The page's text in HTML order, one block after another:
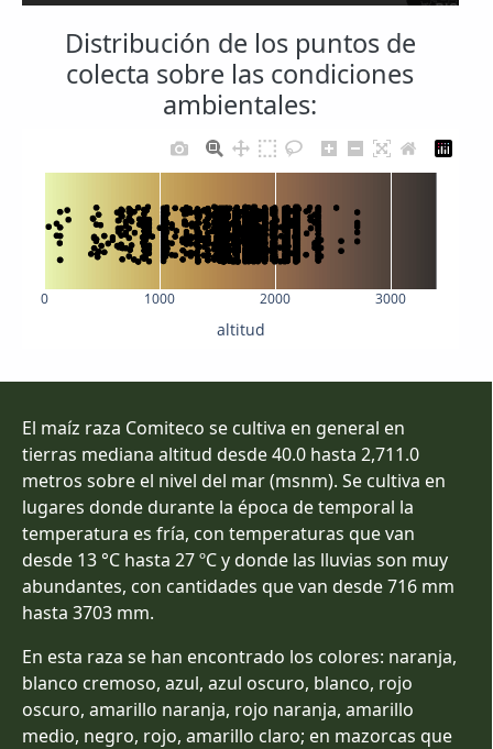
Distribución de los puntos de
colecta sobre las condiciones
ambientales:
0 1000 2000 3000
altitud
El maíz raza Comiteco se cultiva en general en
tierras mediana altitud desde 40.0 hasta 2,711.0
metros sobre el nivel del mar (msnm). Se cultiva en
lugares donde durante la época de temporal la
temperatura es fría, con temperaturas que van
desde 13 °C hasta 27 ºC y donde las lluvias son muy
abundantes, con cantidades que van desde 716 mm
hasta 3703 mm.
En esta raza se han encontrado los colores: naranja,
blanco cremoso, azul, azul oscuro, blanco, rojo
oscuro, amarillo naranja, rojo naranja, amarillo
medio, negro, rojo, amarillo claro; en mazorcas que